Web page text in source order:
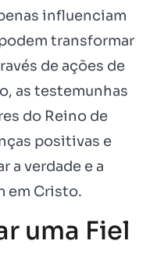
influenciam
transformar
de ações de
as testemunhas
do Reino de
positivas e
a verdade e a
em Cristo.
uma Fiel